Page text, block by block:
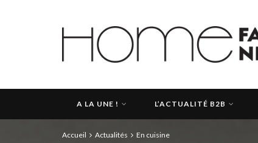
A LA UNE ! L’ACTUALITÉ B2B
Accueil Actualités En cuisine